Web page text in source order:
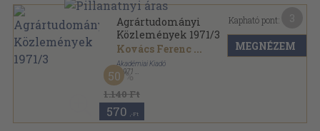
Agrártudományi
Közlemények 1971/3
Kovács Ferenc ...
Akadémiai Kiadó
, 1971
Ragasztott papírkötés
Agrártudományi Közlemények sorozat
1.140 Ft
50
570 ,-Ft
Kapható pont:
MEGNÉZEM